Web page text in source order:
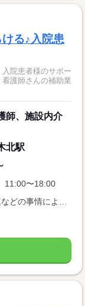
る♪入院患
入院患者様のサポー
護師さんの補助業
師、施設内介
北駅
11:00〜18:00